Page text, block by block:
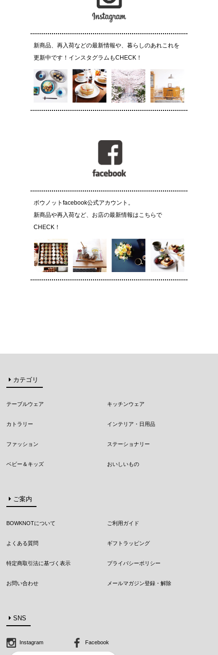
新商品、再入荷などの最新情報や、暮らしのあれこれを
更新中です！インスタグラムもCHECK！
ボウノットfacebook公式アカウント。
新商品や再入荷など、お店の最新情報はこちらで
CHECK！
カテゴリ
テーブルウェア キッチンウェア
カトラリー インテリア・日用品
ファッション ステーショナリー
ベビー＆キッズ おいしいもの
ご案内
BOWKNOTについて ご利用ガイド
よくある質問 ギフトラッピング
特定商取引法に基づく表示 プライバシーポリシー
お問い合わせ メールマガジン登録・解除
SNS
Instagram Facebook